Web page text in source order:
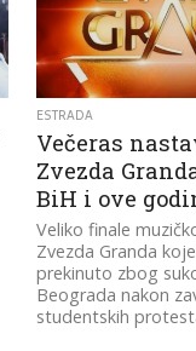
ESTRADA
Večeras
Zvezda
BiH i ove
Veliko finale
Zvezda Granda
prekinuto zbog
Beograda nakon
studentskih